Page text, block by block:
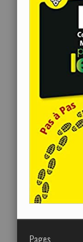
Pages